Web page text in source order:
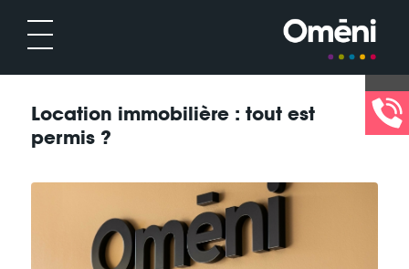
Location immobilière : tout est
permis ?